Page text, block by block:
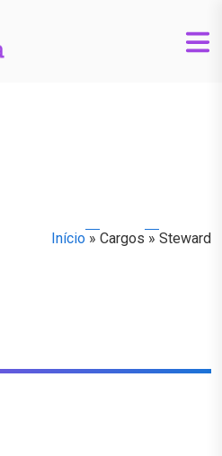
Início » Cargos » Steward